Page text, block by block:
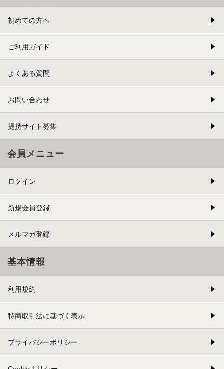
初めての方へ
ご利用ガイド
よくある質問
お問い合わせ
提携サイト募集
会員メニュー
ログイン
新規会員登録
メルマガ登録
基本情報
利用規約
特商取引法に基づく表示
プライバシーポリシー